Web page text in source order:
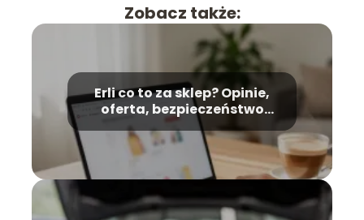
Zobacz także:
Erli co to za sklep? Opinie,
oferta, bezpieczeństwo
zakupów